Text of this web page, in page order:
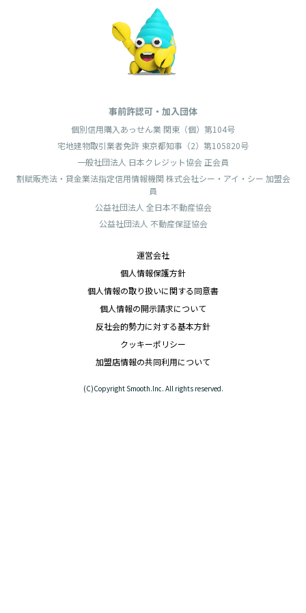
事前許認可・加入団体
個別信用購入あっせん業 関東（個）第104号
宅地建物取引業者免許 東京都知事（2）第105820号
一般社団法人 日本クレジット協会 正会員
割賦販売法・貸金業法指定信用情報機関 株式会社シー・アイ・シー 加盟会
員
公益社団法人 全日本不動産協会
公益社団法人 不動産保証協会
運営会社
個人情報保護方針
個人情報の取り扱いに関する同意書
個人情報の開示請求について
反社会的勢力に対する基本方針
クッキーポリシー
加盟店情報の共同利用について
(C)Copyright Smooth.Inc. All rights reserved.